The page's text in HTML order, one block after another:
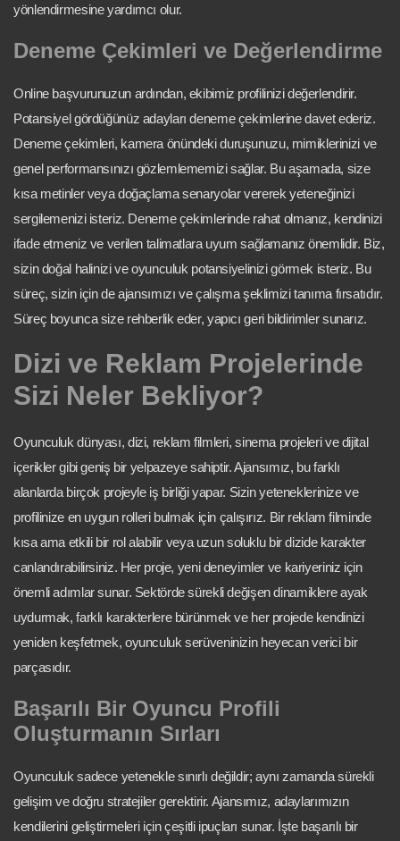
yönlendirmesine yardımcı olur.
Deneme Çekimleri ve Değerlendirme
Online başvurunuzun ardından, ekibimiz profilinizi değerlendirir.
Potansiyel gördüğünüz adayları deneme çekimlerine davet ederiz.
Deneme çekimleri, kamera önündeki duruşunuzu, mimiklerinizi ve
genel performansınızı gözlemlememizi sağlar. Bu aşamada, size
kısa metinler veya doğaçlama senaryolar vererek yeteneğinizi
sergilemenizi isteriz. Deneme çekimlerinde rahat olmanız, kendinizi
ifade etmeniz ve verilen talimatlara uyum sağlamanız önemlidir. Biz,
sizin doğal halinizi ve oyunculuk potansiyelinizi görmek isteriz. Bu
süreç, sizin için de ajansımızı ve çalışma şeklimizi tanıma fırsatıdır.
Süreç boyunca size rehberlik eder, yapıcı geri bildirimler sunarız.
Dizi ve Reklam Projelerinde
Sizi Neler Bekliyor?
Oyunculuk dünyası, dizi, reklam filmleri, sinema projeleri ve dijital
içerikler gibi geniş bir yelpazeye sahiptir. Ajansımız, bu farklı
alanlarda birçok projeyle iş birliği yapar. Sizin yeteneklerinize ve
profilinize en uygun rolleri bulmak için çalışırız. Bir reklam filminde
kısa ama etkili bir rol alabilir veya uzun soluklu bir dizide karakter
canlandırabilirsiniz. Her proje, yeni deneyimler ve kariyeriniz için
önemli adımlar sunar. Sektörde sürekli değişen dinamiklere ayak
uydurmak, farklı karakterlere bürünmek ve her projede kendinizi
yeniden keşfetmek, oyunculuk serüveninizin heyecan verici bir
parçasıdır.
Başarılı Bir Oyuncu Profili
Oluşturmanın Sırları
Oyunculuk sadece yetenekle sınırlı değildir; aynı zamanda sürekli
gelişim ve doğru stratejiler gerektirir. Ajansımız, adaylarımızın
kendilerini geliştirmeleri için çeşitli ipuçları sunar. İşte başarılı bir